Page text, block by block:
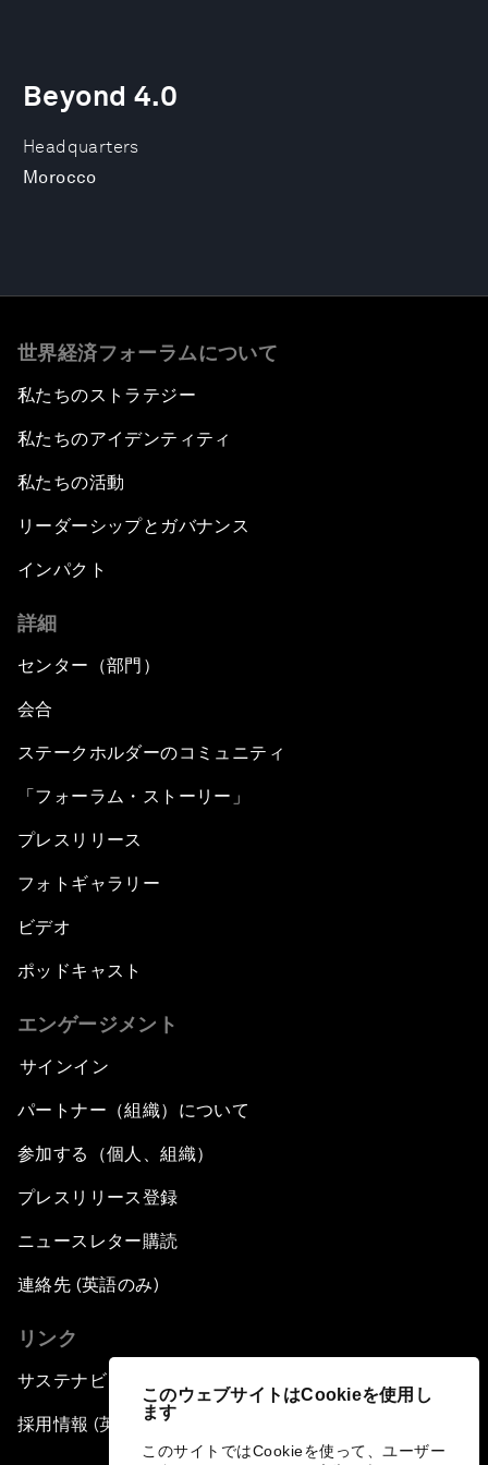
このウェブサイトはCookieを使用し
ます
このサイトではCookieを使って、ユーザー
Headquarters
Morocco
Beyond 4.0
世界経済フォーラムについて
私たちのストラテジー
私たちのアイデンティティ
私たちの活動
リーダーシップとガバナンス
インパクト
詳細
センター（部門）
会合
ステークホルダーのコミュニティ
「フォーラム・ストーリー」
プレスリリース
フォトギャラリー
ビデオ
ポッドキャスト
エンゲージメント
サインイン
パートナー（組織）について
参加する（個人、組織）
プレスリリース登録
ニュースレター購読
連絡先 (英語のみ)
リンク
サステナビリティへの取り組み
採用情報 (英語のみ)